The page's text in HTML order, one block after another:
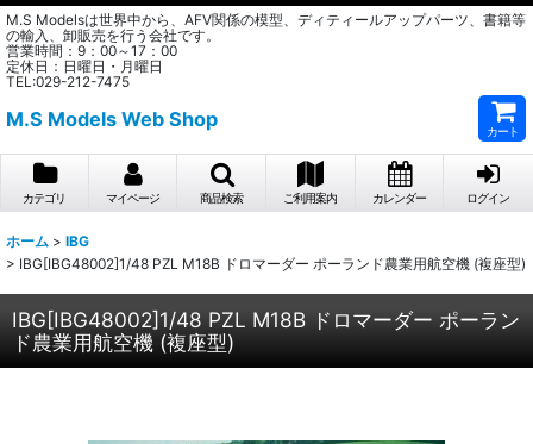
M.S Modelsは世界中から、AFV関係の模型、ディティールアップパーツ、書籍等
の輸入、卸販売を行う会社です。
営業時間：9：00～17：00
定休日：日曜日・月曜日
TEL:029-212-7475
M.S Models Web Shop
カート
カテゴリ マイページ 商品検索 ご利用案内 カレンダー ログイン
ホーム > IBG
> IBG[IBG48002]1/48 PZL M18B ドロマーダー ポーランド農業用航空機 (複座型)
IBG[IBG48002]1/48 PZL M18B ドロマーダー ポーラン
ド農業用航空機 (複座型)